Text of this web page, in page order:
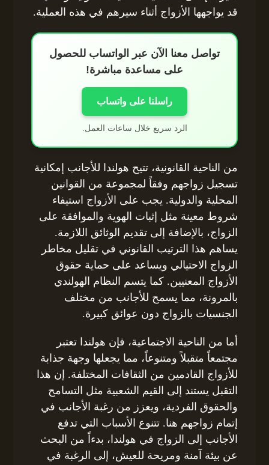
قد يواجهها الأزواج أثناء سيرهم في هذه العملية.
تواصل معنا الآن عبر الواتساب للحصول
على مساعدة مباشرة!
راسلنا على واتساب
الرد سريع خلال ساعات العمل.
من الناحية القانونية، تتيح هولندا للأجانب إمكانية
تسجيل زواجهم وفقاً لمجموعة من القوانين
المحلية والدولية. يجب على الأزواج استيفاء
شروط معينة مثل إثبات الهوية والموافقة على
الزواج، بالإضافة إلى تقديم الوثائق اللازمة.
يساهم هذا الترتيب القانوني في تقليل مخاطر
الزواج الاحتيالي ويساعد على حماية حقوق
الأزواج المعنيين. كما يتسم النظام الهولندي
بالمرونة، مما يسمح للأجانب من مختلف
الجنسيات بالزواج دون عوائق كبيرة.
أما من الناحية الاجتماعية، فإن هولندا تعتبر
مجتمعاً متقبلاً ومتنوعاً، مما يجعلها وجهة جذابة
للأزواج القادمين من الثقافات المختلفة. إن هذا
التقبل يستند إلى القيم الشعبية مثل التسامح
والحقوق الفردية، ويعزز من رغبة الأجانب في
إتمام زواجهم هنا. تتنوع الأسباب التي تدفع
الأجانب إلى الزواج في هولندا، بدءاً من البحث
عن بيئة آمنة ومريحة للعيش، إلى الرغبة في